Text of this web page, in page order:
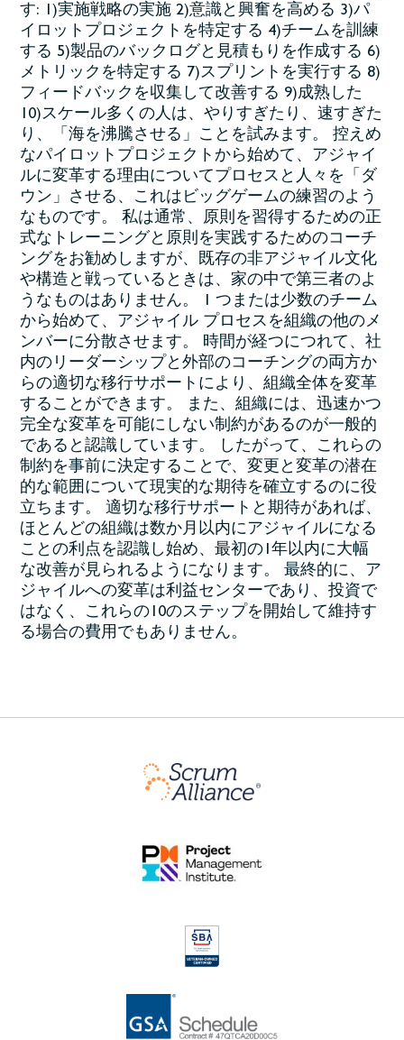
す: 1)実施戦略の実施 2)意識と興奮を高める 3)パ
イロットプロジェクトを特定する 4)チームを訓練
する 5)製品のバックログと見積もりを作成する 6)
メトリックを特定する 7)スプリントを実行する 8)
フィードバックを収集して改善する 9)成熟した
10)スケール多くの人は、やりすぎたり、速すぎた
り、「海を沸騰させる」ことを試みます。 控えめ
なパイロットプロジェクトから始めて、アジャイ
ルに変革する理由についてプロセスと人々を「ダ
ウン」させる、これはビッグゲームの練習のよう
なものです。 私は通常、原則を習得するための正
式なトレーニングと原則を実践するためのコーチ
ングをお勧めしますが、既存の非アジャイル文化
や構造と戦っているときは、家の中で第三者のよ
うなものはありません。 1 つまたは少数のチーム
から始めて、アジャイル プロセスを組織の他のメ
ンバーに分散させます。 時間が経つにつれて、社
内のリーダーシップと外部のコーチングの両方か
らの適切な移行サポートにより、組織全体を変革
することができます。 また、組織には、迅速かつ
完全な変革を可能にしない制約があるのが一般的
であると認識しています。 したがって、これらの
制約を事前に決定することで、変更と変革の潜在
的な範囲について現実的な期待を確立するのに役
立ちます。 適切な移行サポートと期待があれば、
ほとんどの組織は数か月以内にアジャイルになる
ことの利点を認識し始め、最初の1年以内に大幅
な改善が見られるようになります。 最終的に、ア
ジャイルへの変革は利益センターであり、投資で
はなく、これらの10のステップを開始して維持す
る場合の費用でもありません。